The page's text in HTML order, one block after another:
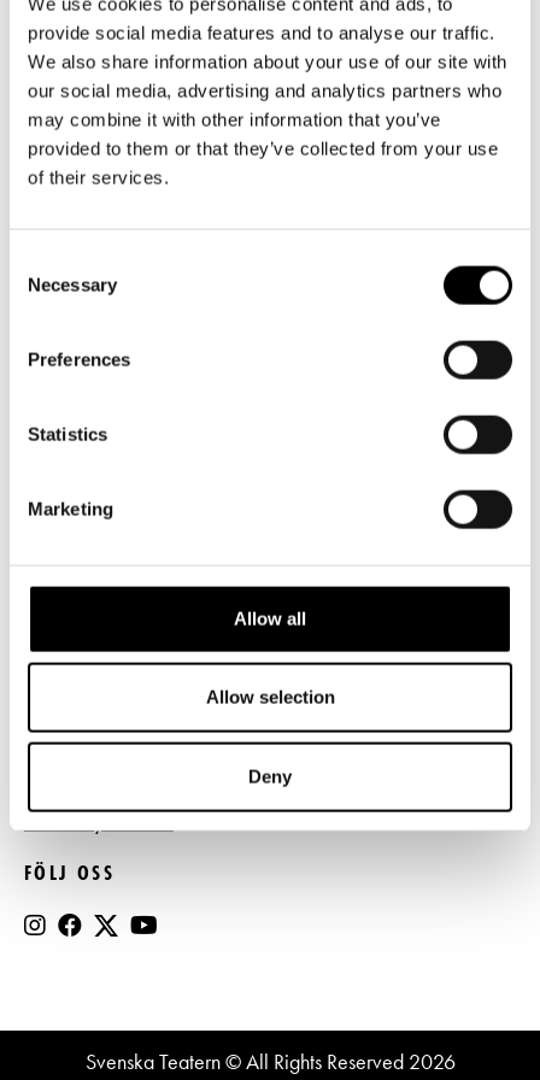
provide social media features and to analyse our traffic.
We also share information about your use of our site with
our social media, advertising and analytics partners who
may combine it with other information that you’ve
provided to them or that they’ve collected from your use
of their services.
Selection
Necessary
Preferences
Statistics
Marketing
Allow all
Allow selection
Deny
Presentkort
Tillgänglighet
Frågor & svar
Platskarta
Företag
Guidning
Teaterns verksamhet
Ensemble
Historia
Kontaktuppgifter
Press
Svenska Teatern Live
LOGGA IN
BILJETTER
Köp biljetter
biljetter@svenskateatern.fi
Biljettkassan öppnar 11.8
LÄNKAR
Press
Register- och dataskyddsbeskrivning
FÖLJ OSS
Svenska Teatern © All Rights Reserved 2026